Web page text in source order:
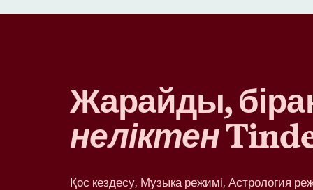
Жарайды,
неліктен
Қос кездесу, Музыка режимі, Астрология